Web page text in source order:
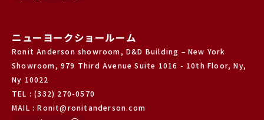
ニューヨークショールーム
Ronit Anderson showroom, D&D Building – New York
Showroom, 979 Third Avenue Suite 1016 - 10th Floor, Ny,
Ny 10022
TEL : (332) 270-0570
MAIL : Ronit@ronitanderson.com